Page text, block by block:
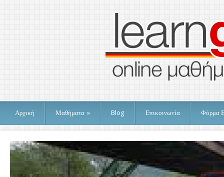
Αρχική Μαθήματα » Blog Επικοινωνία Φόρμα